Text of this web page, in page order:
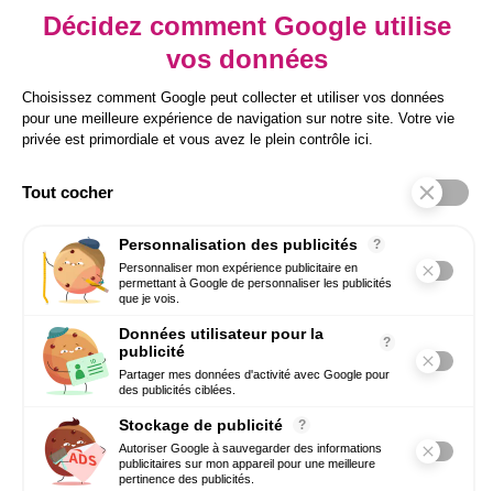
Inscrivez-vous à notre newsletter pour
prendre une longueur d’avance sur vos
enjeux RH.
bonnes pratiques directement par email.